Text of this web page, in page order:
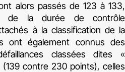
alors passés de 123 à 133,
de la durée de contrôle
à la classification de la
ont également connus des
classées dites «
contre 230 points), celles